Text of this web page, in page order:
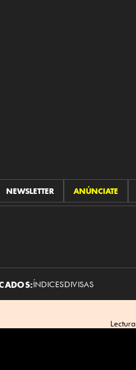
NEWSLETTER ANÚNCIATE
ÍNDICESDIVISAS
Lectura